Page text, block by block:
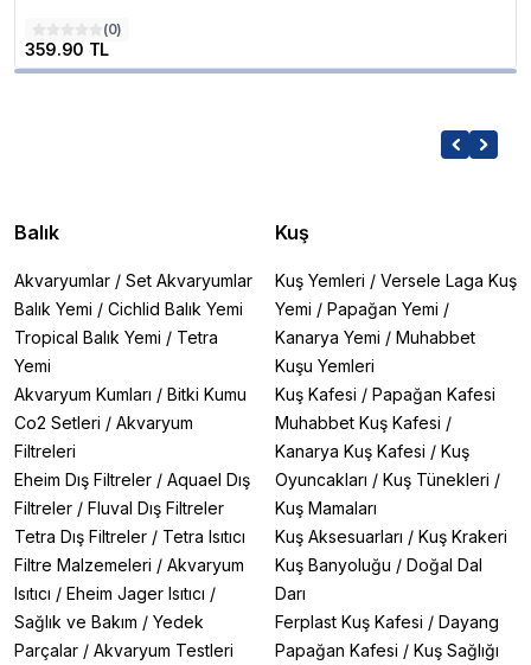
(0)
359.90 TL
Balık
Akvaryumlar / Set Akvaryumlar
Balık Yemi / Cichlid Balık Yemi
Tropical Balık Yemi / Tetra
Yemi
Akvaryum Kumları / Bitki Kumu
Co2 Setleri / Akvaryum
Filtreleri
Eheim Dış Filtreler / Aquael Dış
Filtreler / Fluval Dış Filtreler
Tetra Dış Filtreler / Tetra Isıtıcı
Filtre Malzemeleri / Akvaryum
Isıtıcı / Eheim Jager Isıtıcı /
Sağlık ve Bakım / Yedek
Parçalar / Akvaryum Testleri
Kuş
Kuş Yemleri / Versele Laga Kuş
Yemi / Papağan Yemi /
Kanarya Yemi / Muhabbet
Kuşu Yemleri
Kuş Kafesi / Papağan Kafesi
Muhabbet Kuş Kafesi /
Kanarya Kuş Kafesi / Kuş
Oyuncakları / Kuş Tünekleri /
Kuş Mamaları
Kuş Aksesuarları / Kuş Krakeri
Kuş Banyoluğu / Doğal Dal
Darı
Ferplast Kuş Kafesi / Dayang
Papağan Kafesi / Kuş Sağlığı